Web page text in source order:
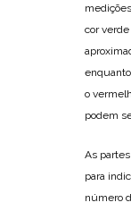
cor
o
podem
As
para
número